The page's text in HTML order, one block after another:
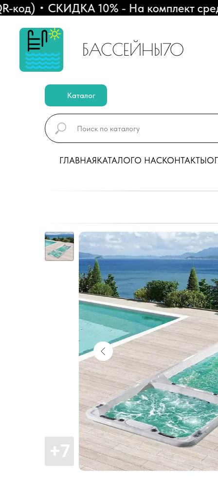
СКИДКА 10% - На комплект
БАССЕЙНЫ70
Каталог
ГЛАВНАЯКАТАЛОГО НАСКОНТАКТЫ